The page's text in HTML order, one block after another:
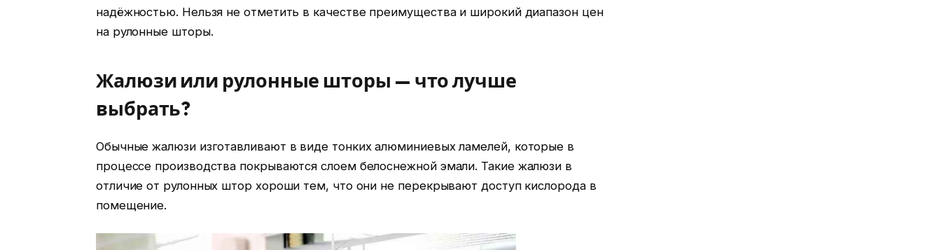
надёжностью. Нельзя не отметить в качестве преимущества и широкий диапазон цен
на рулонные шторы.
Жалюзи или рулонные шторы — что лучше
выбрать?
Обычные жалюзи изготавливают в виде тонких алюминиевых ламелей, которые в
процессе производства покрываются слоем белоснежной эмали. Такие жалюзи в
отличие от рулонных штор хороши тем, что они не перекрывают доступ кислорода в
помещение.